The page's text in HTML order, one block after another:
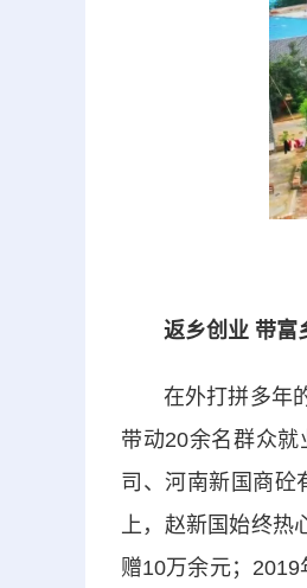
返乡创业 带富
在外打拼多年的
带动20余名群众
司、河南新国商砼
上，赵新国始终热
赠10万余元；